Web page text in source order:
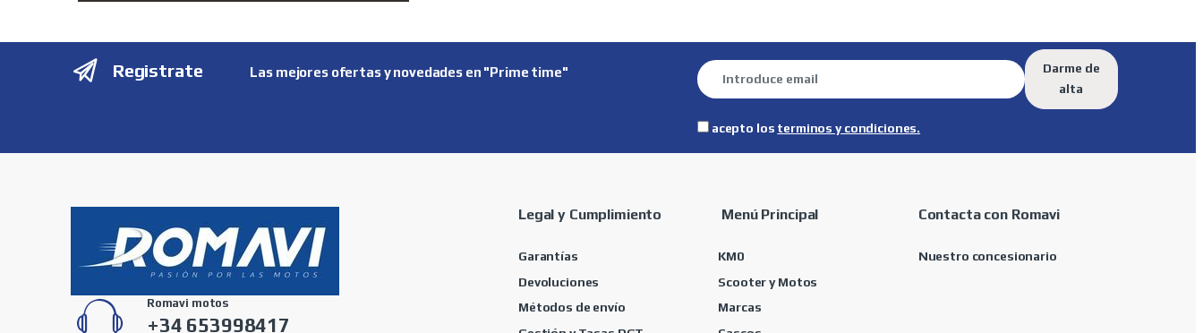
Registrate Las mejores ofertas y novedades en "Prime time"
Darme de
alta
acepto los terminos y condiciones.
Romavi motos
+34 653998417
Legal y Cumplimiento
Garantías
Devoluciones
Métodos de envío
Menú Principal
KM0
Scooter y Motos
Marcas
Contacta con Romavi
Nuestro concesionario